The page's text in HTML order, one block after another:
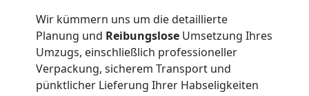
Wir kümmern uns um die detaillierte
Planung und Reibungslose Umsetzung Ihres
Umzugs, einschließlich professioneller
Verpackung, sicherem Transport und
pünktlicher Lieferung Ihrer Habseligkeiten